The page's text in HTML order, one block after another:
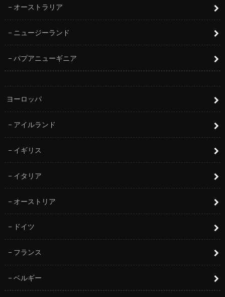
オーストラリア
ニュージーランド
パプアニューギニア
ヨーロッパ
アイルランド
イギリス
イタリア
オーストリア
ドイツ
フランス
ベルギー